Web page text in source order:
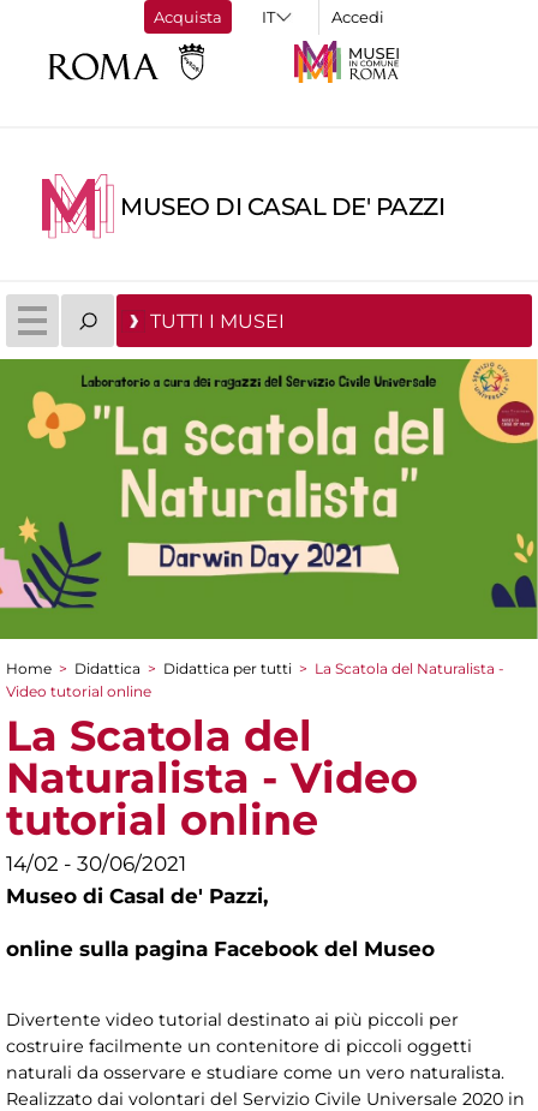
Acquista Accedi
MUSEO DI CASAL DE' PAZZI
TUTTI I MUSEI
Tu sei qui
Home > Didattica > Didattica per tutti > La Scatola del Naturalista -
Video tutorial online
La Scatola del
Naturalista - Video
tutorial online
14/02 - 30/06/2021
Museo di Casal de' Pazzi,
online sulla pagina Facebook del Museo
Divertente video tutorial destinato ai più piccoli per
costruire facilmente un contenitore di piccoli oggetti
naturali da osservare e studiare come un vero naturalista.
Realizzato dai volontari del Servizio Civile Universale 2020 in